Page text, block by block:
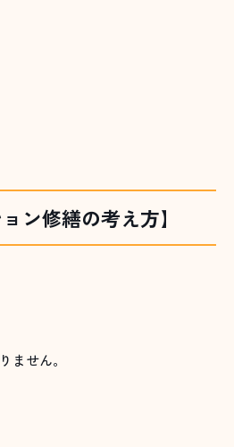
ン修繕の考え方】
ません。